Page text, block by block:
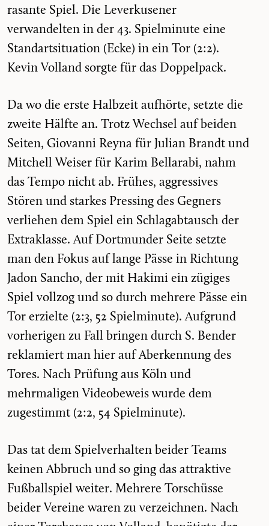
rasante Spiel. Die Leverkusener
verwandelten in der 43. Spielminute eine
Standartsituation (Ecke) in ein Tor (2:2).
Kevin Volland sorgte für das Doppelpack.
Da wo die erste Halbzeit aufhörte, setzte die
zweite Hälfte an. Trotz Wechsel auf beiden
Seiten, Giovanni Reyna für Julian Brandt und
Mitchell Weiser für Karim Bellarabi, nahm
das Tempo nicht ab. Frühes, aggressives
Stören und starkes Pressing des Gegners
verliehen dem Spiel ein Schlagabtausch der
Extraklasse. Auf Dortmunder Seite setzte
man den Fokus auf lange Pässe in Richtung
Jadon Sancho, der mit Hakimi ein zügiges
Spiel vollzog und so durch mehrere Pässe ein
Tor erzielte (2:3, 52 Spielminute). Aufgrund
vorherigen zu Fall bringen durch S. Bender
reklamiert man hier auf Aberkennung des
Tores. Nach Prüfung aus Köln und
mehrmaligen Videobeweis wurde dem
zugestimmt (2:2, 54 Spielminute).
Das tat dem Spielverhalten beider Teams
keinen Abbruch und so ging das attraktive
Fußballspiel weiter. Mehrere Torschüsse
beider Vereine waren zu verzeichnen. Nach